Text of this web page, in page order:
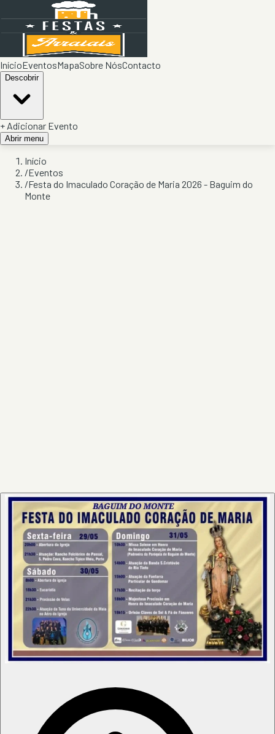
InícioEventosMapaSobre NósContacto
Descobrir
+ Adicionar Evento
Abrir menu
Início
/Eventos
/Festa do Imaculado Coração de Maria 2026 - Baguim do
Monte